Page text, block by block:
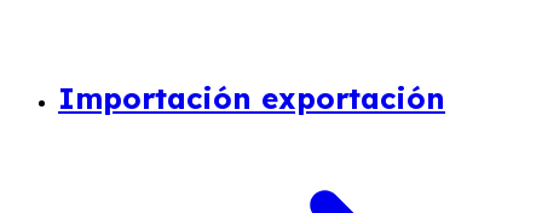
Importación exportación